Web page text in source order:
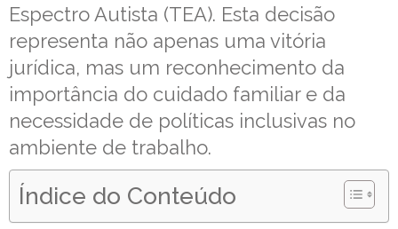
Espectro Autista (TEA). Esta decisão
representa não apenas uma vitória
jurídica, mas um reconhecimento da
importância do cuidado familiar e da
necessidade de políticas inclusivas no
ambiente de trabalho.
Índice do Conteúdo